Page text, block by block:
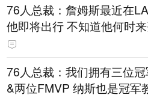
76人总裁：詹姆斯最近在
他即将出行 不知道他何时
76人总裁：我们拥有三位
&两位FMVP 纳斯也是冠军